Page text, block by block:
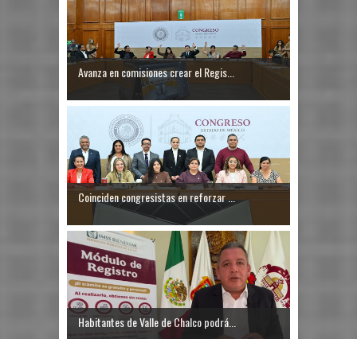
Avanza en comisiones crear el Regis...
Coinciden congresistas en reforzar ...
Habitantes de Valle de Chalco podrá...